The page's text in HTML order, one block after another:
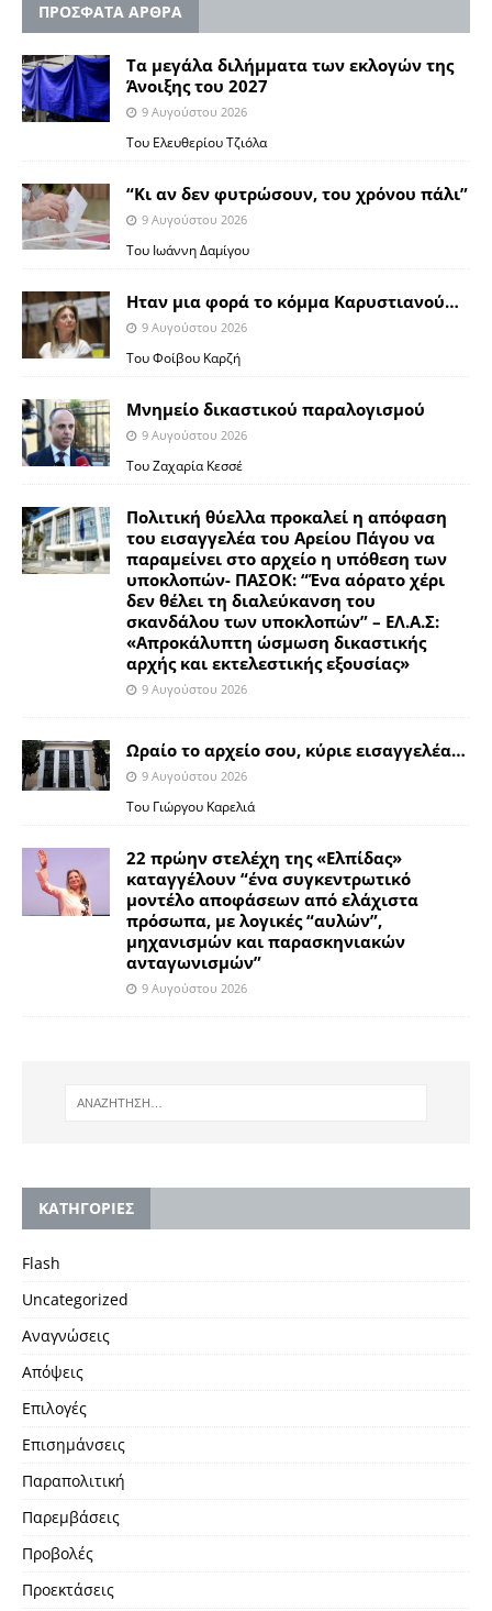
ΠΡΟΣΦΑΤΑ ΑΡΘΡΑ
Τα μεγάλα διλήμματα των εκλογών της
Άνοιξης του 2027
9 Αυγούστου 2026
Του Ελευθερίου Τζιόλα
“Κι αν δεν φυτρώσουν, του χρόνου πάλι”
9 Αυγούστου 2026
Toυ Ιωάννη Δαμίγου
Ηταν μια φορά το κόμμα Καρυστιανού…
9 Αυγούστου 2026
Του Φοίβου Καρζή
Μνημείο δικαστικού παραλογισμού
9 Αυγούστου 2026
Του Ζαχαρία Κεσσέ
Πολιτική θύελλα προκαλεί η απόφαση
του εισαγγελέα του Αρείου Πάγου να
παραμείνει στο αρχείο η υπόθεση των
υποκλοπών- ΠΑΣΟΚ: “Ένα αόρατο χέρι
δεν θέλει τη διαλεύκανση του
σκανδάλου των υποκλοπών” – ΕΛ.Α.Σ:
«Απροκάλυπτη ώσμωση δικαστικής
αρχής και εκτελεστικής εξουσίας»
9 Αυγούστου 2026
Ωραίο το αρχείο σου, κύριε εισαγγελέα…
9 Αυγούστου 2026
Του Γιώργου Καρελιά
22 πρώην στελέχη της «Ελπίδας»
καταγγέλουν “ένα συγκεντρωτικό
μοντέλο αποφάσεων από ελάχιστα
πρόσωπα, με λογικές “αυλών”,
μηχανισμών και παρασκηνιακών
ανταγωνισμών”
9 Αυγούστου 2026
KΑΤΗΓΟΡΙΕΣ
Flash
Uncategorized
Αναγνώσεις
Απόψεις
Επιλογές
Επισημάνσεις
Παραπολιτική
Παρεμβάσεις
Προβολές
Προεκτάσεις